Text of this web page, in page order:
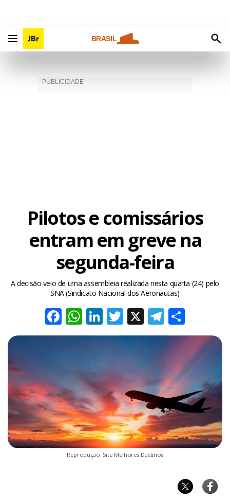
BRASIL
Pilotos e comissários
entram em greve na
segunda-feira
A decisão veio de uma assembleia realizada nesta quarta (24) pelo
SNA (Sindicato Nacional dos Aeronautas)
Facebook
WhatsApp
LinkedIn
Twitter
X
Reprodução: Site Melhores Destinos